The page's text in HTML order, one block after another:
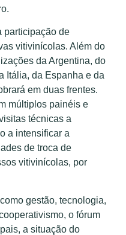
participação de
vitivinícolas. Além do
da Argentina, do
Itália, da Espanha e da
em duas frentes.
múltiplos painéis e
técnicas a
a intensificar a
de troca de
vitivinícolas, por
gestão, tecnologia,
o fórum
a situação do